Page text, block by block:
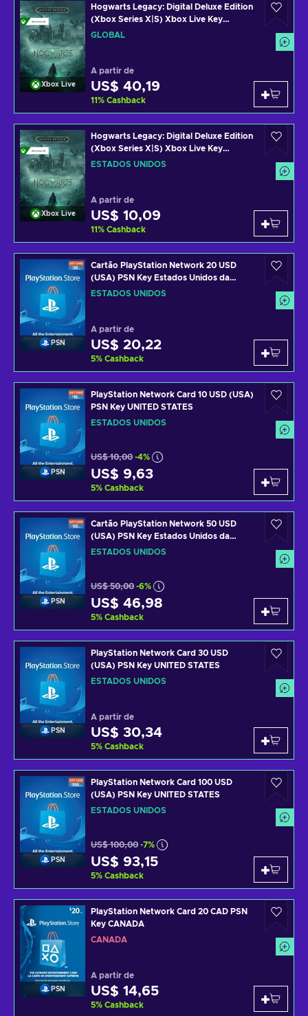
Xbox Live
Hogwarts Legacy: Digital Deluxe Edition
(Xbox Series X|S) Xbox Live Key
GLOBAL
GLOBAL
A partir de
US$ 40,19
11% Cashback
Xbox Live
Hogwarts Legacy: Digital Deluxe Edition
(Xbox Series X|S) Xbox Live Key
UNITED STATES
ESTADOS UNIDOS
A partir de
US$ 10,09
11% Cashback
PSN
Cartão PlayStation Network 20 USD
(USA) PSN Key Estados Unidos da
América
ESTADOS UNIDOS
A partir de
US$ 20,22
5% Cashback
PSN
PlayStation Network Card 10 USD (USA)
PSN Key UNITED STATES
ESTADOS UNIDOS
US$ 10,00 -4%
US$ 9,63
5% Cashback
PSN
Cartão PlayStation Network 50 USD
(USA) PSN Key Estados Unidos da
América
ESTADOS UNIDOS
US$ 50,00 -6%
US$ 46,98
5% Cashback
PSN
PlayStation Network Card 30 USD
(USA) PSN Key UNITED STATES
ESTADOS UNIDOS
A partir de
US$ 30,34
5% Cashback
PSN
PlayStation Network Card 100 USD
(USA) PSN Key UNITED STATES
ESTADOS UNIDOS
US$ 100,00 -7%
US$ 93,15
5% Cashback
PSN
PlayStation Network Card 20 CAD PSN
Key CANADA
CANADÁ
A partir de
US$ 14,65
5% Cashback